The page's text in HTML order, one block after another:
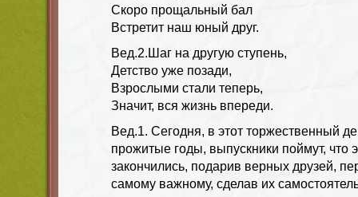
Скоро прощальный бал
Встретит наш юный друг.
Вед.2.Шаг на другую ступень,
Детство уже позади,
Взрослыми стали теперь,
Значит, вся жизнь впереди.
Вед.1. Сегодня, в этот торжественный
прожитые годы, выпускники поймут, что
закончились, подарив верных друзей,
самому важному, сделав их